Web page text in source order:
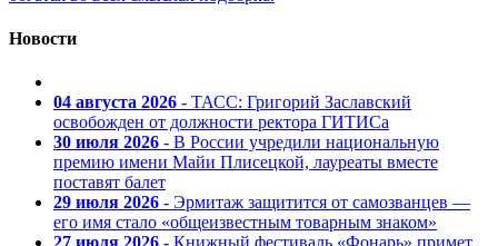
Новости
04 августа 2026 - ТАСС: Григорий Заславский
освобожден от должности ректора ГИТИСа
30 июля 2026 - В России учредили национальную
премию имени Майи Плисецкой, лауреаты вместе
поставят балет
29 июля 2026 - Эрмитаж защитится от самозванцев —
его имя стало «общеизвестным товарным знаком»
27 июля 2026 - Книжный фестиваль «Фонарь» примет